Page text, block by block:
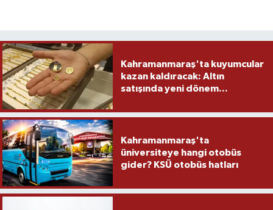
Kahramanmaraş'ta kuyumcular
kazan kaldıracak: Altın
satışında yeni dönem...
Kahramanmaraş'ta
üniversiteye hangi otobüs
gider? KSÜ otobüs hatları